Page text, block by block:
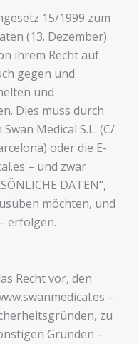
15/1999 zum
(13. Dezember)
ihrem Recht auf
gegen und
und
Dies muss durch
Medical S.L. (C/
oder die E-
– und zwar
DATEN“,
möchten, und
erfolgen.
Recht vor, den
–
zu
Gründen –